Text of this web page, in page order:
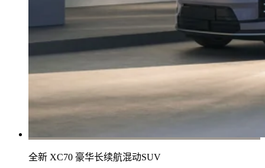
全新 XC70 豪华长续航混动SUV